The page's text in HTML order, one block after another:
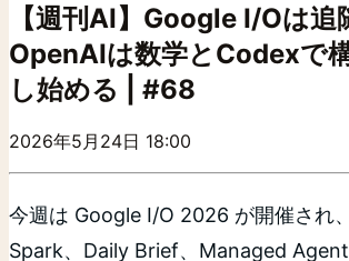
【週刊AI】Google I/Oは追
OpenAIは数学とCodexで
し始める | #68
2026年5月24日 18:00
今週は Google I/O 2026 が開催され
Spark、Daily Brief、Managed